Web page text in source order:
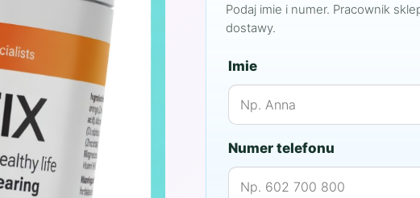
Podaj imie i numer. Pracownik
dostawy.
Imie
Numer telefonu